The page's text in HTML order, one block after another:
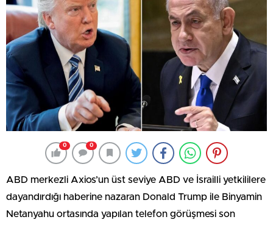
0 0
ABD merkezli Axios’un üst seviye ABD ve İsrailli yetkililere
dayandırdığı haberine nazaran Donald Trump ile Binyamin
Netanyahu ortasında yapılan telefon görüşmesi son